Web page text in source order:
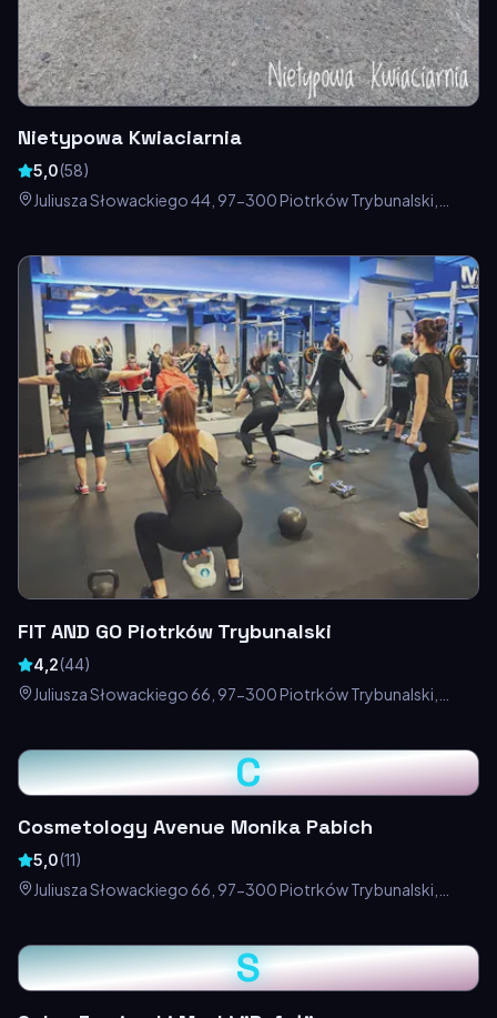
Nietypowa Kwiaciarnia
5,0(58)
Juliusza Słowackiego 44, 97-300 Piotrków Trybunalski,
FIT AND GO Piotrków Trybunalski
4,2(44)
Juliusza Słowackiego 66, 97-300 Piotrków Trybunalski,
C
Cosmetology Avenue Monika Pabich
5,0(11)
Juliusza Słowackiego 66, 97-300 Piotrków Trybunalski,
S